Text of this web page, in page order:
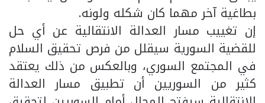
بطاغية آخر مهما كان شكله ولونه.
إن تغييب مسار العدالة الانتقالية عن أي حل
للقضية السورية سيقلل من فرص تحقيق السلام
في المجتمع السوري، وبالعكس من ذلك يعتقد
كثير من السوريين أن تطبيق مسار العدالة